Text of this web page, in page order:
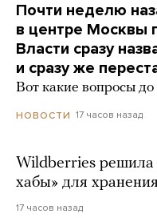
Почти неделю
в центре Москвы
Власти сразу
и сразу же
Вот какие вопросы до
НОВОСТИ 17 часов назад
Wildberries решила
хабы» для
17 часов назад